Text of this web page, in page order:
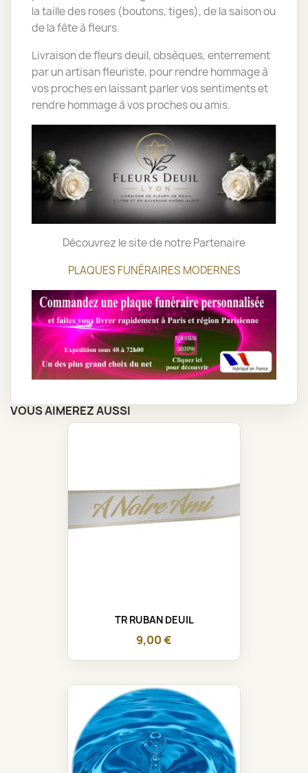
la taille des roses (boutons, tiges), de la saison ou
de la fête à fleurs.
Livraison de fleurs deuil, obsèques, enterrement
par un artisan fleuriste, pour rendre hommage à
vos proches en laissant parler vos sentiments et
rendre hommage à vos proches ou amis.
Découvrez le site de notre Partenaire
PLAQUES FUNÉRAIRES MODERNES
VOUS AIMEREZ AUSSI
TR RUBAN DEUIL
9,00 €